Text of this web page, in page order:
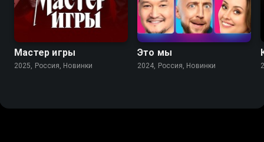
Мастер игры
2025, Россия, Новинки
Это мы
2024, Россия, Новинки